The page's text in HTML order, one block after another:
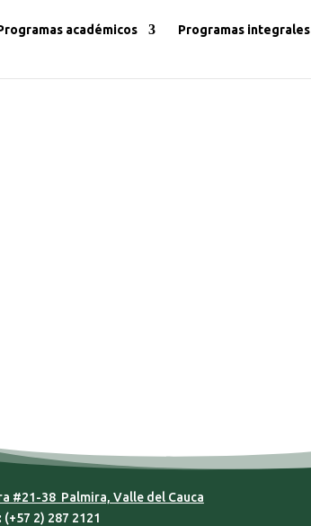
académicos Programas integrales
#21-38 Palmira, Valle del Cauca
(+57 2) 287 2121